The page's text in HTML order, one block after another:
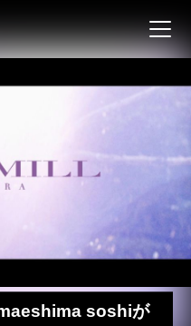
soshiが